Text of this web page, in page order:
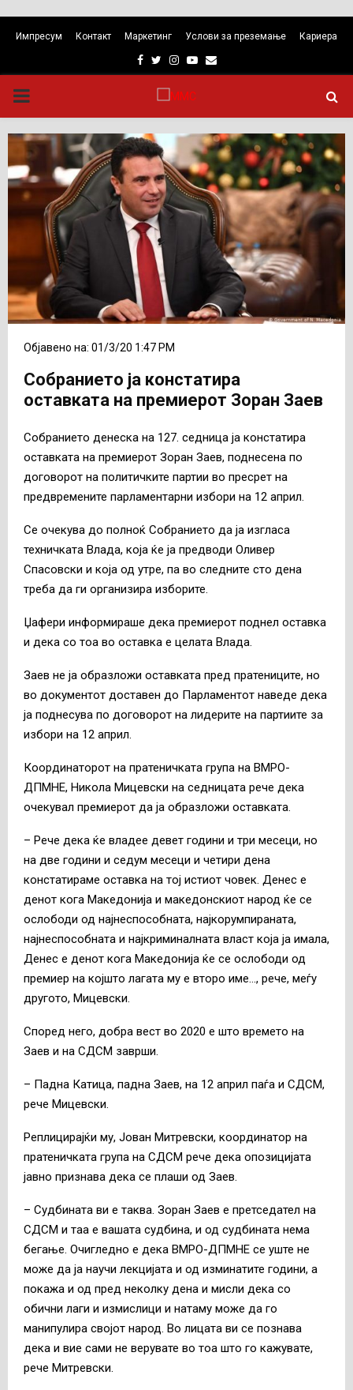
Импресум Контакт Маркетинг Услови за преземање Кариера
Facebook
TwitterInstagram
Youtube
Email
PRIMARY
MENU
Објавено на: 01/3/20 1:47 PM
Собранието ја констатира
оставката на премиерот Зоран Заев
Собранието денеска на 127. седница ја констатира
оставката на премиерот Зоран Заев, поднесена по
договорот на политичките партии во пресрет на
предвремените парламентарни избори на 12 април.
Се очекува до полноќ Собранието да ја изгласа
техничката Влада, која ќе ја предводи Оливер
Спасовски и која од утре, па во следните сто дена
треба да ги организира изборите.
Џафери информираше дека премиерот поднел оставка
и дека со тоа во оставка е целата Влада.
Заев не ја образложи оставката пред пратениците, но
во документот доставен до Парламентот наведе дека
ја поднесува по договорот на лидерите на партиите за
избори на 12 април.
Координаторот на пратеничката група на ВМРО-
ДПМНЕ, Никола Мицевски на седницата рече дека
очекувал премиерот да ја образложи оставката.
– Рече дека ќе владее девет години и три месеци, но
на две години и седум месеци и четири дена
констатираме оставка на тој истиот човек. Денес е
денот кога Македонија и македонскиот народ ќе се
ослободи од најнеспособната, најкорумпираната,
најнеспособната и најкриминалната власт која ја имала,
Денес е денот кога Македонија ќе се ослободи од
премиер на којшто лагата му е второ име…, рече, меѓу
другото, Мицевски.
Според него, добра вест во 2020 е што времето на
Заев и на СДСМ заврши.
– Падна Катица, падна Заев, на 12 април паѓа и СДСМ,
рече Мицевски.
Реплицирајќи му, Јован Митревски, координатор на
пратеничката група на СДСМ рече дека опозицијата
јавно признава дека се плаши од Заев.
– Судбината ви е таква. Зоран Заев е претседател на
СДСМ и таа е вашата судбина, и од судбината нема
бегање. Очигледно е дека ВМРО-ДПМНЕ се уште не
може да ја научи лекцијата и од изминатите години, а
покажа и од пред неколку дена и мисли дека со
обични лаги и измислици и натаму може да го
манипулира својот народ. Во лицата ви се познава
дека и вие сами не верувате во тоа што го кажувате,
рече Митревски.